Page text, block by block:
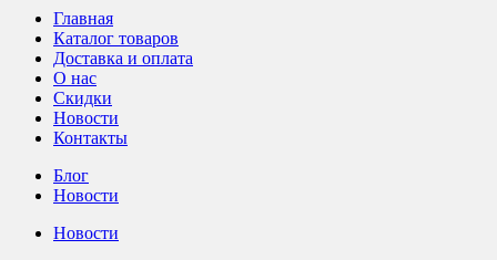
Главная
Каталог товаров
Доставка и оплата
О нас
Скидки
Новости
Контакты
Блог
Новости
Новости